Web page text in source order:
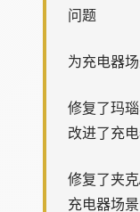
问题
为充电器
修复了玛
改进了充
修复了夹
充电器场